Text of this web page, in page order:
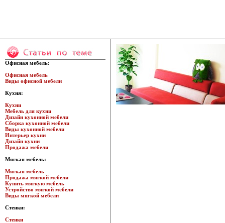
Офисная мебель:
Офисная мебель
Виды офисной мебели
Кухня:
Кухни
Мебель для кухни
Дизайн кухонной мебели
Сборка кухонной мебели
Виды кухонной мебели
Интерьер кухни
Дизайн кухни
Продажа мебели
Мягкая мебель:
Мягкая мебель
Продажа мягкой мебели
Купить мягкую мебель
Устройство мягкой мебели
Виды мягкой мебели
Стенки:
Стенки